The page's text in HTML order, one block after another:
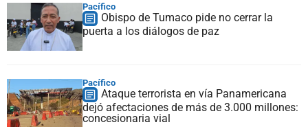
Pacífico
Obispo de Tumaco pide no cerrar la
puerta a los diálogos de paz
Pacífico
Ataque terrorista en vía Panamericana
dejó afectaciones de más de 3.000 millones:
concesionaria vial